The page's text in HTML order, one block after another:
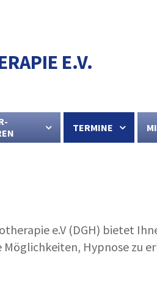
E.V.
TERMINE
e.V (DGH) bietet
Hypnose zu